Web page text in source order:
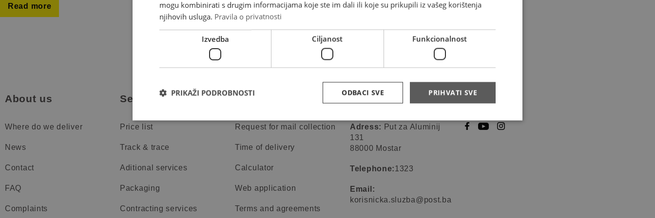
Read more
About us
Where do we deliver
News
Contact
FAQ
Complaints
Services
Price list
Track & trace
Aditional services
Packaging
Contracting services
Online services
Request for mail collection
Time of delivery
Calculator
Web application
Terms and agreements
Contact information
Adress: Put za Aluminij
131
88000 Mostar
Telephone:1323
Email:
korisnicka.sluzba@post.ba
Follow us
mogu kombinirati s drugim informacijama koje ste im dali ili koje su prikupili iz vašeg korištenja
njihovih usluga. Pravila o privatnosti
Izvedba Ciljanost Funkcionalnost
PRIHVATI SVE
ODBACI SVE
PRIKAŽI PODROBNOSTI